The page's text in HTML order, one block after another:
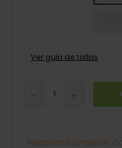
Ver guía de tallas
PRODUTO DISPONÍVEL